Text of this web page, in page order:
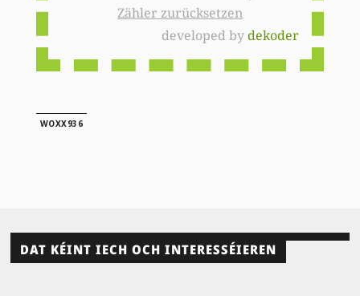
Zähler zurücksetzen
developed bydekoder
WOXX936
DAT KÉINT IECH OCH INTERESSÉIEREN